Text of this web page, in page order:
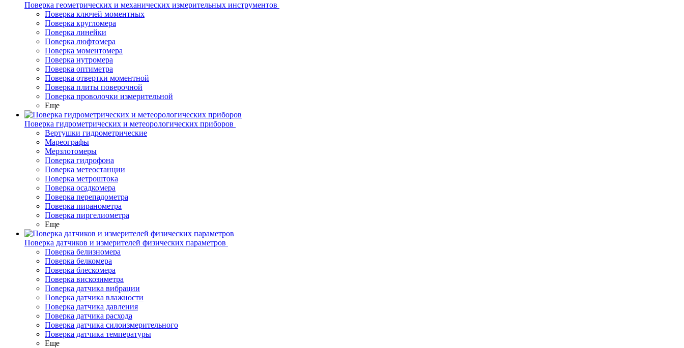
Поверка геометрических и механических измерительных инструментов
Поверка ключей моментных
Поверка кругломера
Поверка линейки
Поверка люфтомера
Поверка моментомера
Поверка нутромера
Поверка оптиметра
Поверка отвертки моментной
Поверка плиты поверочной
Поверка проволочки измерительной
Еще
Поверка гидрометрических и метеорологических приборов
Вертушки гидрометрические
Мареографы
Мерзлотомеры
Поверка гидрофона
Поверка метеостанции
Поверка метроштока
Поверка осадкомера
Поверка перепадометра
Поверка пиранометра
Поверка пиргелиометра
Еще
Поверка датчиков и измерителей физических параметров
Поверка белизномера
Поверка белкомера
Поверка блескомера
Поверка вискозиметра
Поверка датчика вибрации
Поверка датчика влажности
Поверка датчика давления
Поверка датчика расхода
Поверка датчика силоизмерительного
Поверка датчика температуры
Еще